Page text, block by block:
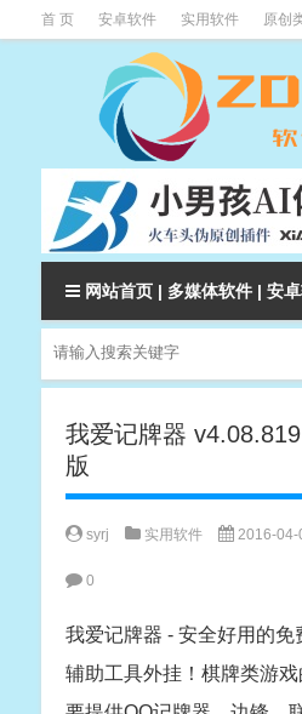
首 页 安卓软件 实用软件 原创
下载类
网站首页 | 多媒体软件 | 安
我爱记牌器
版
syrj 实用软件 2016-04-
0
我爱记牌器 - 安全好用的免
辅助工具外挂！棋牌类游